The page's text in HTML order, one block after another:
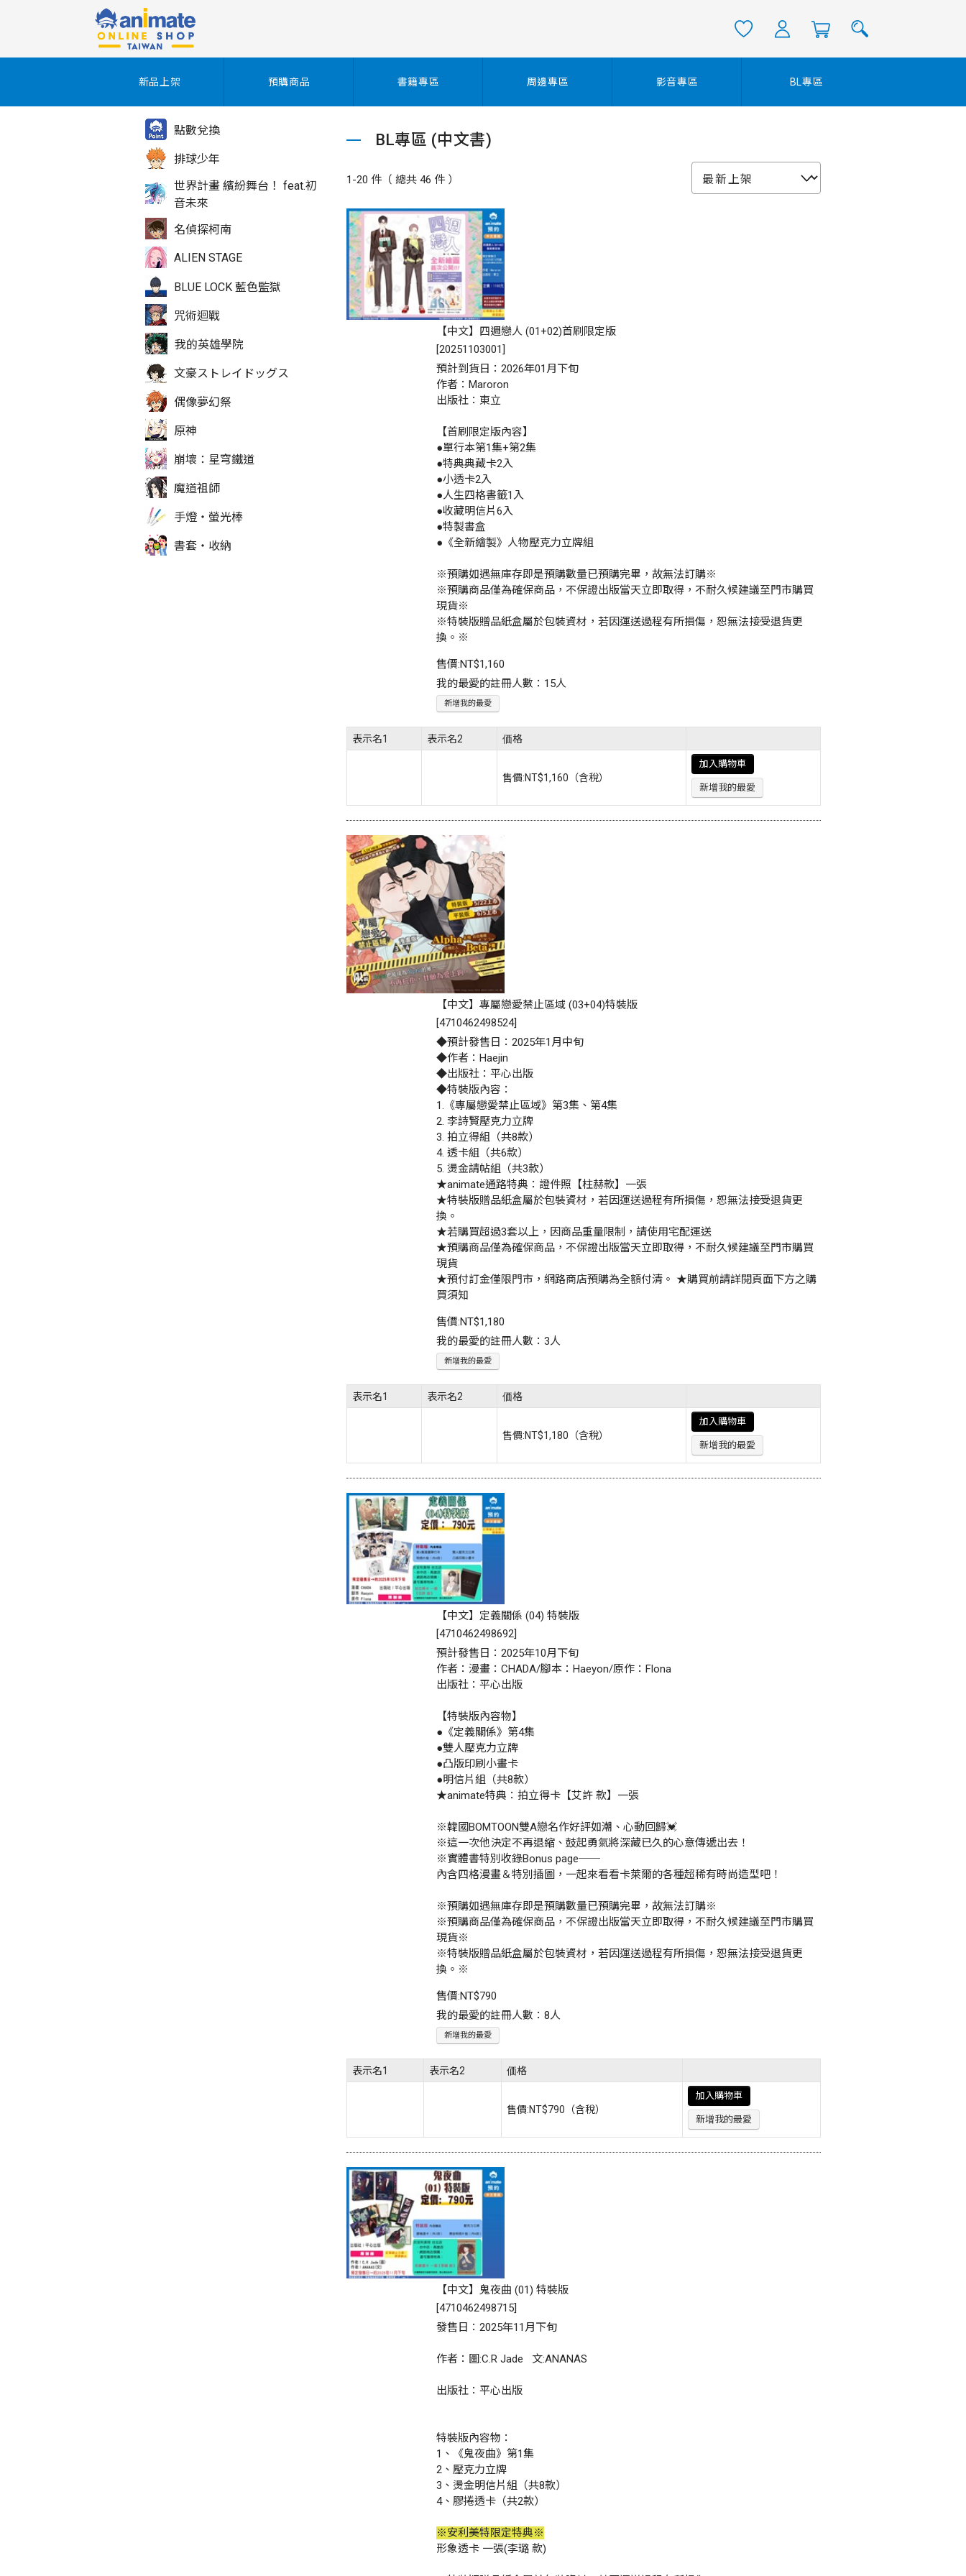
點數兌換
排球少年
世界計畫 繽紛舞台！ feat.初
音未來
名偵探柯南
ALIEN STAGE
BLUE LOCK 藍色監獄
咒術迴戰
我的英雄學院
文豪ストレイドッグス
偶像夢幻祭
原神
崩壞：星穹鐵道
魔道祖師
手燈‧螢光棒
書套‧收納
新品上架 預購商品 書籍專區 周邊專區 影音專區 BL專區
BL專區 (中文書)
1-20 件（ 總共 46 件 ）
【中文】四週戀人 (01+02)首刷限定版
[20251103001]
預計到貨日：2026年01月下旬
作者：Maroron
出版社：東立
【首刷限定版內容】
●單行本第1集+第2集
●特典典藏卡2入
●小透卡2入
●人生四格書籤1入
●收藏明信片6入
●特製書盒
●《全新繪製》人物壓克力立牌組
※預購如遇無庫存即是預購數量已預購完畢，故無法訂購※
※預購商品僅為確保商品，不保證出版當天立即取得，不耐久候建議至門市購買
現貨※
※特裝版贈品紙盒屬於包裝資材，若因運送過程有所損傷，恕無法接受退貨更
換。※
售價:NT$1,160
我的最愛的註冊人數：15人
新增我的最愛
表示名1 表示名2 価格
售價:NT$1,160 （含稅）
加入購物車
新增我的最愛
【中文】專屬戀愛禁止區域 (03+04)特裝版
[4710462498524]
◆預計發售日：2025年1月中旬
◆作者：Haejin
◆出版社：平心出版
◆特裝版內容：
1.《專屬戀愛禁止區域》第3集、第4集
2. 李詩賢壓克力立牌
3. 拍立得組（共8款）
4. 透卡組（共6款）
5. 燙金請帖組（共3款）
★animate通路特典：證件照【柱赫款】一張
★特裝版贈品紙盒屬於包裝資材，若因運送過程有所損傷，恕無法接受退貨更
換。
★若購買超過3套以上，因商品重量限制，請使用宅配運送
★預購商品僅為確保商品，不保證出版當天立即取得，不耐久候建議至門市購買
現貨
★預付訂金僅限門市，網路商店預購為全額付清。 ★購買前請詳閱頁面下方之購
買須知
售價:NT$1,180
我的最愛的註冊人數：3人
新增我的最愛
表示名1 表示名2 価格
售價:NT$1,180 （含稅）
加入購物車
新增我的最愛
【中文】定義關係 (04) 特裝版
[4710462498692]
預計發售日：2025年10月下旬
作者：漫畫：CHADA/腳本：Haeyon/原作：Flona
出版社：平心出版
【特裝版內容物】
●《定義關係》第4集
●雙人壓克力立牌
●凸版印刷小畫卡
●明信片組（共8款）
★animate特典：拍立得卡【艾許 款】一張
※韓國BOMTOON雙A戀名作好評如潮、心動回歸💓
※這一次他決定不再退縮、鼓起勇氣將深藏已久的心意傳遞出去！
※實體書特別收錄Bonus page──
內含四格漫畫＆特別插圖，一起來看看卡萊爾的各種超稀有時尚造型吧！
※預購如遇無庫存即是預購數量已預購完畢，故無法訂購※
※預購商品僅為確保商品，不保證出版當天立即取得，不耐久候建議至門市購買
現貨※
※特裝版贈品紙盒屬於包裝資材，若因運送過程有所損傷，恕無法接受退貨更
換。※
售價:NT$790
我的最愛的註冊人數：8人
新增我的最愛
表示名1 表示名2 価格
售價:NT$790 （含稅）
加入購物車
新增我的最愛
【中文】鬼夜曲 (01) 特裝版
[4710462498715
發售日：2025年11月下旬
作者：圖:C.R Jade 文:ANANAS
出版社：平心出版
特裝版內容物：
1、《鬼夜曲》第1集
2、壓克力立牌
3、燙金明信片組（共8款）
4、膠捲透卡（共2款）
※安利美特限定特典※
形象透卡 一張(李璐 款)